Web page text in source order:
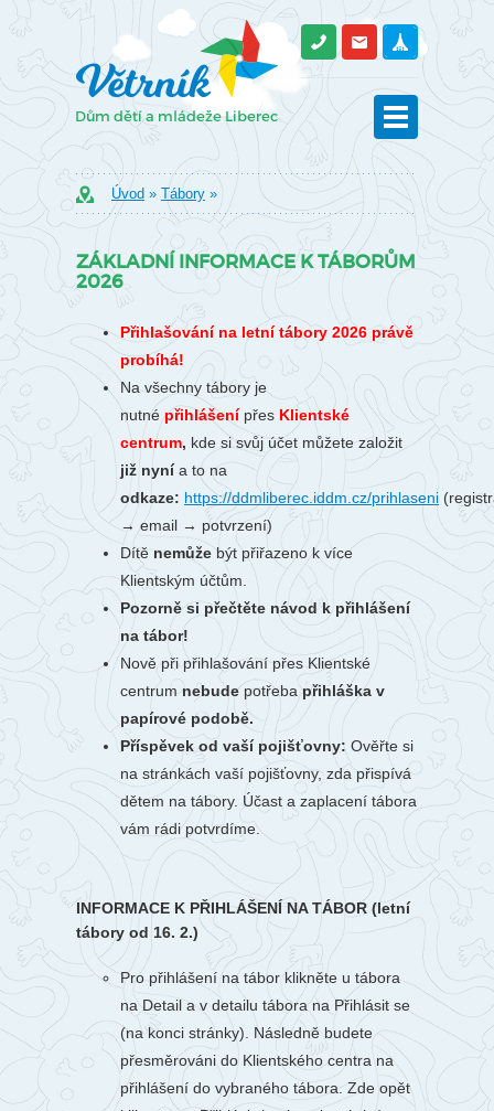
Úvod » Tábory »
ZÁKLADNÍ INFORMACE K TÁBORŮM
2026
Přihlašování na letní tábory 2026 právě
probíhá!
Na všechny tábory je
nutné přihlášení přes Klientské
centrum, kde si svůj účet můžete založit
již nynía to na
odkaze: https://ddmliberec.iddm.cz/prihlaseni
→ email → potvrzení)
Dítě nemůžebýt přiřazeno k více
Klientským účtům.
Pozorně si přečtěte návod k přihlášení
na tábor!
Nově při přihlašování přes Klientské
centrumnebudepotřebapřihláška v
papírové podobě.
Příspěvek od vaší pojišťovny: Ověřte si
na stránkách vaší pojišťovny, zda přispívá
dětem na tábory. Účast a zaplacení tábora
vám rádi potvrdíme.
INFORMACE K PŘIHLÁŠENÍ NA TÁBOR (letní
tábory od 16. 2.)
Pro přihlášení na tábor klikněte u tábora
na Detail a v detailu tábora na Přihlásit se
(na konci stránky). Následně budete
přesměrováni do Klientského centra na
přihlášení do vybraného tábora. Zde opět